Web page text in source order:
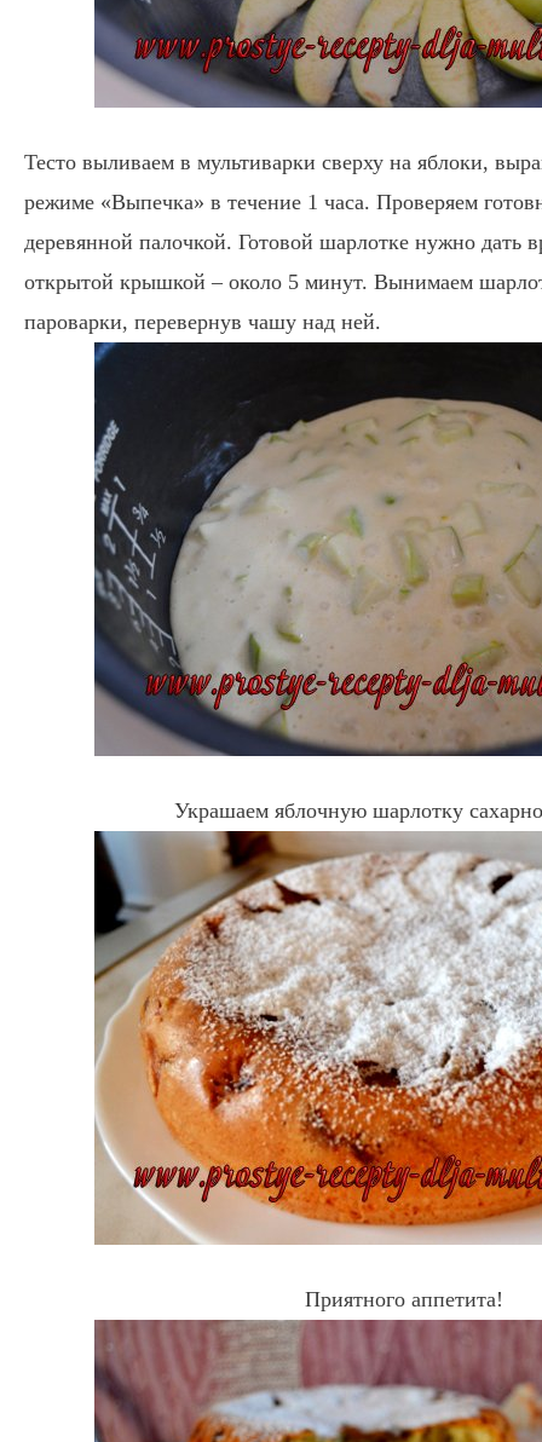
Тесто выливаем в мультиварки сверху на яблоки,
режиме «Выпечка» в течение 1 часа. Проверяем
деревянной палочкой. Готовой шарлотке нужно дать
открытой крышкой – около 5 минут. Вынимаем
пароварки, перевернув чашу над ней.
Украшаем яблочную шарлотку
Приятного аппетита!